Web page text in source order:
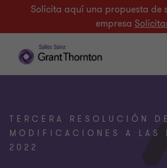
Solicita aquí una propuesta de
empresa
TERCERA RESOLUCIÓN DE
MODIFICACIONES A LAS
2022